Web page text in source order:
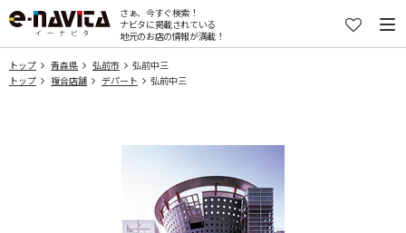
さぁ、今すぐ検索！
ナビタに掲載されている
地元のお店の情報が満載！
トップ 青森県 弘前市
弘前中三
トップ
複合店舗 デパート 弘前中三